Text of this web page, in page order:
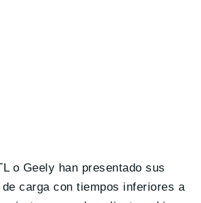
o Geely han presentado sus
carga con tiempos inferiores a